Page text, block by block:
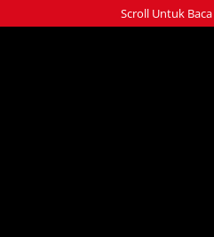
ke
Scroll Untuk